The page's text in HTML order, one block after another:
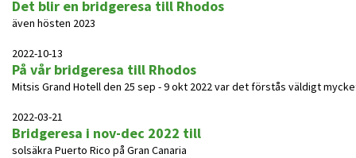
Det blir en bridgeresa till Rhodos
även hösten 2023
2022-10-13
På vår bridgeresa till Rhodos
Mitsis Grand Hotell den 25 sep - 9 okt 2022 var det förstås väldigt
2022-03-21
Bridgeresa i nov-dec 2022 till
solsäkra Puerto Rico på Gran Canaria